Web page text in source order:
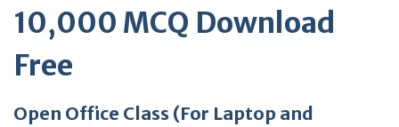
10,000 MCQ Download
Free
Open Office Class (For Laptop and